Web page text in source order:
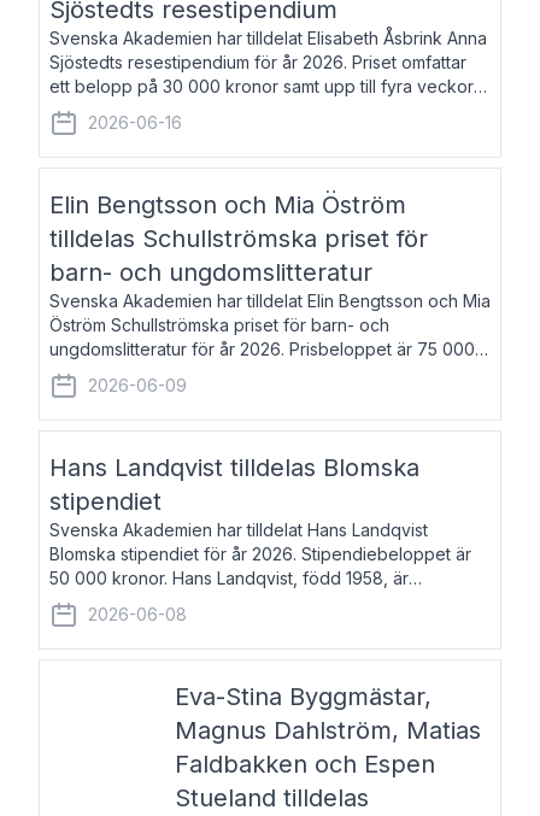
Sjöstedts resestipendium
Svenska Akademien har tilldelat Elisabeth Åsbrink Anna
Sjöstedts resestipendium för år 2026. Priset omfattar
ett belopp på 30 000 kronor samt upp till fyra veckors
fri vistelse i Akademiens lägenhet i Berlin. Elisabeth
Åsbrink, född 1965 oc
2026-06-16
Elin Bengtsson och Mia Öström
tilldelas Schullströmska priset för
barn- och ungdomslitteratur
Svenska Akademien har tilldelat Elin Bengtsson och Mia
Öström Schullströmska priset för barn- och
ungdomslitteratur för år 2026. Prisbeloppet är 75 000
kronor vardera. Elin Bengtsson, född 1987, är författare
och forskare i genusvetenskap.
2026-06-09
Hans Landqvist tilldelas Blomska
stipendiet
Svenska Akademien har tilldelat Hans Landqvist
Blomska stipendiet för år 2026. Stipendiebeloppet är
50 000 kronor. Hans Landqvist, född 1958, är
professor i svenska vid Göteborgs universitet. Han
disputerade år 2000 på avhandlingen Författn
2026-06-08
Eva-Stina Byggmästar,
Magnus Dahlström, Matias
Faldbakken och Espen
Stueland tilldelas